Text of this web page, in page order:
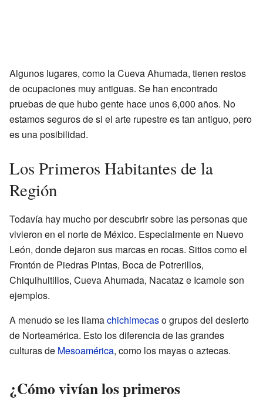
Algunos lugares, como la Cueva Ahumada, tienen restos
de ocupaciones muy antiguas. Se han encontrado
pruebas de que hubo gente hace unos 6,000 años. No
estamos seguros de si el arte rupestre es tan antiguo, pero
es una posibilidad.
Los Primeros Habitantes de la
Región
Todavía hay mucho por descubrir sobre las personas que
vivieron en el norte de México. Especialmente en Nuevo
León, donde dejaron sus marcas en rocas. Sitios como el
Frontón de Piedras Pintas, Boca de Potrerillos,
Chiquihuitillos, Cueva Ahumada, Nacataz e Icamole son
ejemplos.
A menudo se les llamachichimecaso grupos del desierto
de Norteamérica. Esto los diferencia de las grandes
culturas de Mesoamérica, como los mayas o aztecas.
¿Cómo vivían los primeros